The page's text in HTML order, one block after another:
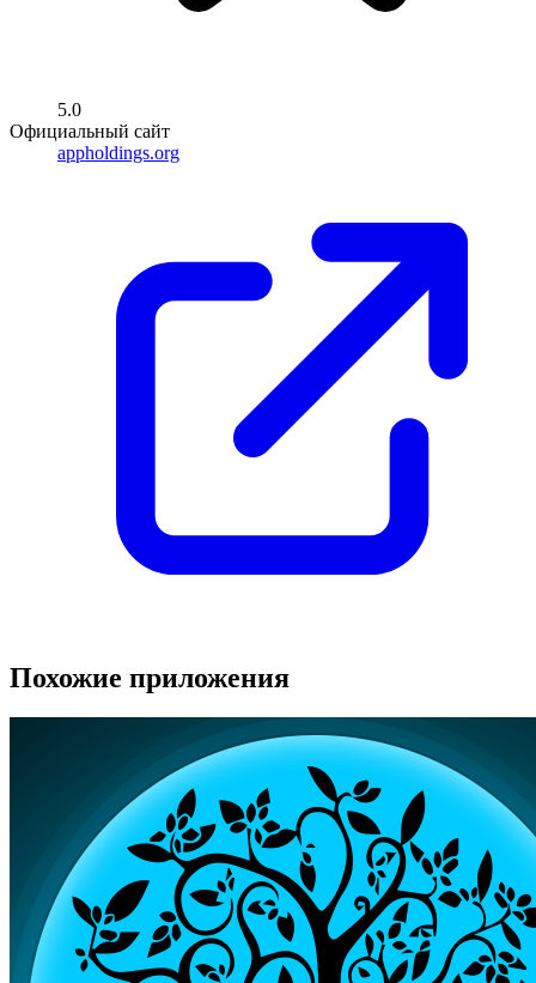
5.0
Официальный сайт
appholdings.org
Похожие приложения